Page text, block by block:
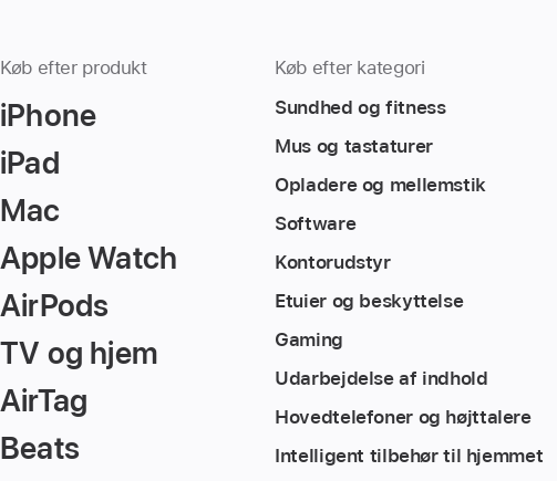
Køb efter produkt
iPhone
iPad
Mac
Apple Watch
AirPods
TV og hjem
AirTag
Beats
Køb efter kategori
Sundhed og fitness
Mus og tastaturer
Opladere og mellemstik
Software
Kontorudstyr
Etuier og beskyttelse
Gaming
Udarbejdelse af indhold
Hovedtelefoner og højttalere
Intelligent tilbehør til hjemmet